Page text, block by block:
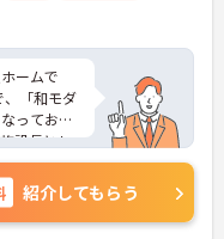
ームで
、「和モダ
っており
設長とし
資格をい
！ご興味
らに詳細
ださい！
紹介してもらう